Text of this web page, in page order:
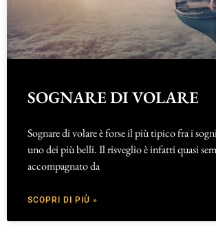
SOGNARE DI VOLARE
Sognare di volare è forse il più tipico fra i
uno dei più belli. Il risveglio è infatti quasi
accompagnato da
SCOPRI DI PIÙ »